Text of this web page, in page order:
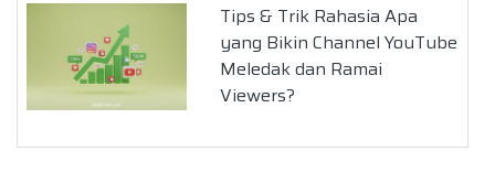
Tips & Trik Rahasia Apa
yang Bikin Channel YouTube
Meledak dan Ramai
Viewers?